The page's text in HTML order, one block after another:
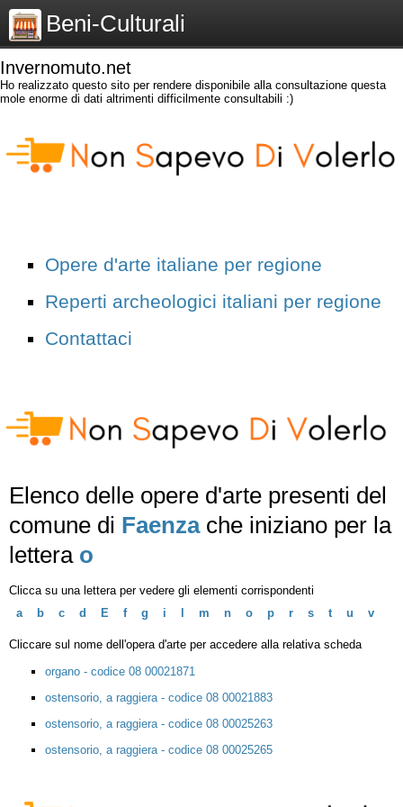
Beni-Culturali
Invernomuto.net
Ho realizzato questo sito per rendere disponibile alla consultazione questa
mole enorme di dati altrimenti difficilmente consultabili :)
Opere d'arte italiane per regione
Reperti archeologici italiani per regione
Contattaci
Elenco delle opere d'arte presenti del
comune di Faenzache iniziano per la
lettera o
Clicca su una lettera per vedere gli elementi corrispondenti
a
b c d E f g i m n o p r s t u v
Cliccare sul nome dell'opera d'arte per accedere alla relativa scheda
organo - codice 08 00021871
ostensorio, a raggiera - codice 08 00021883
ostensorio, a raggiera - codice 08 00025263
ostensorio, a raggiera - codice 08 00025265